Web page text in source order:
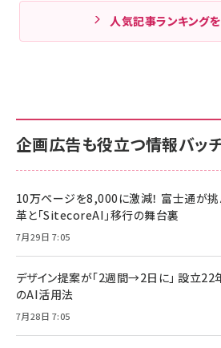
人気記事ランキング
企画広告も役立つ情報バッチ
10万ページを8,000に激減！ 富士通が挑
革と「SitecoreAI」移行の舞台裏
7月29日 7:05
デザイン提案が「2週間→2日に」 設立
のAI活用法
7月28日 7:05